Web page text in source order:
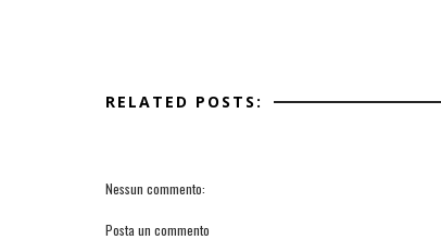
RELATED POSTS:
Nessun commento:
Posta un commento